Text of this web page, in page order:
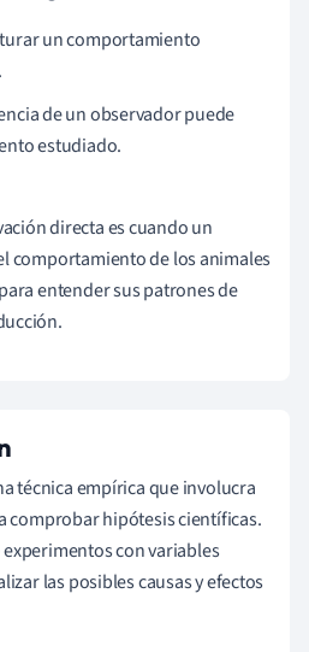
un comportamiento
de un observador puede
estudiado.
directa es cuando un
comportamiento de los animales
entender sus patrones de
técnica empírica que involucra
comprobar hipótesis científicas.
con variables
las posibles causas y efectos